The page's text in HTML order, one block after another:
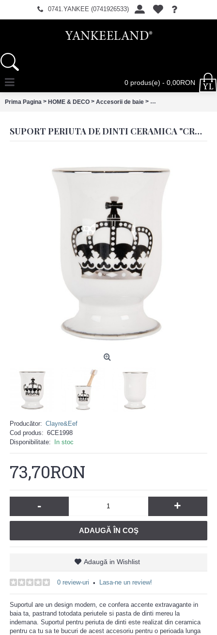
0741.YANKEE (0741926533)
0 produs(e) - 0,00RON
Prima Pagina > HOME & DECO > Accesorii de baie > Suport periuta de dinti
SUPORT PERIUTA DE DINTI CERAMICA "CROWN" Ø 8X11 CM, CLAYRE & EEF
Producător: Clayre&Eef
Cod produs: 6CE1998
Disponibilitate:
In stoc
73,70RON
- +
ADAUGĂ ÎN COŞ
Adaugă in Wishlist
0 review-uri • Lasa-ne un review!
Suportul are un design modern, ce confera accente extravagante in
baia ta, pastrand totodata periutele si pasta de dinti mereu la
indemana. Suportul pentru periuta de dinti este realizat din ceramica
pentru ca tu sa te bucuri de acest accesoriu pentru o perioada lunga